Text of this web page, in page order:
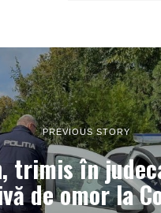
PREVIOUS STORY
trimis în
de omor la